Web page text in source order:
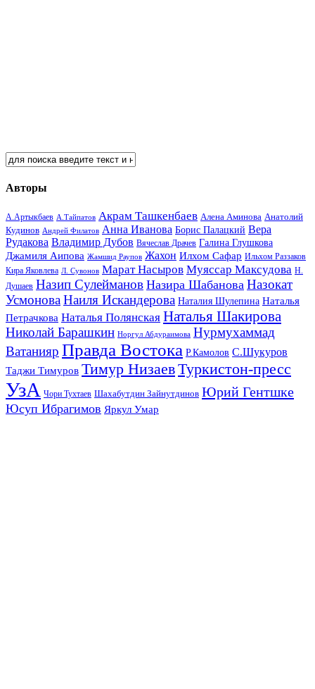
Авторы
А.Артыкбаев А.Тайпатов Акрам Ташкенбаев Алена Аминова Анатолий
Кудинов Андрей Филатов Анна Иванова Борис Палацкий Вера
Рудакова Владимир Дубов Вячеслав Драчев Галина Глушкова
Джамиля Аипова Жамшид Раупов Жахон Илхом Сафар Ильхом Раззаков
Кира Яковлева Л. Сувонов Марат Насыров Муяссар Максудова Н.
Душаев Назип Сулейманов Назира Шабанова Назокат
УсмоноваНаиля Искандерова Наталия Шулепина Наталья
Петрачкова Наталья Полянская Наталья Шакирова
Николай Барашкин Норгул Абдураимова Нурмухаммад
Ватанияр Правда Востока Р.Камолов С.Шукуров
Таджи Тимуров Тимур НизаевТуркистон-пресс
УзА Чори Тухтаев Шахабутдин Зайнутдинов Юрий Гентшке
Юсуп Ибрагимов Яркул Умар